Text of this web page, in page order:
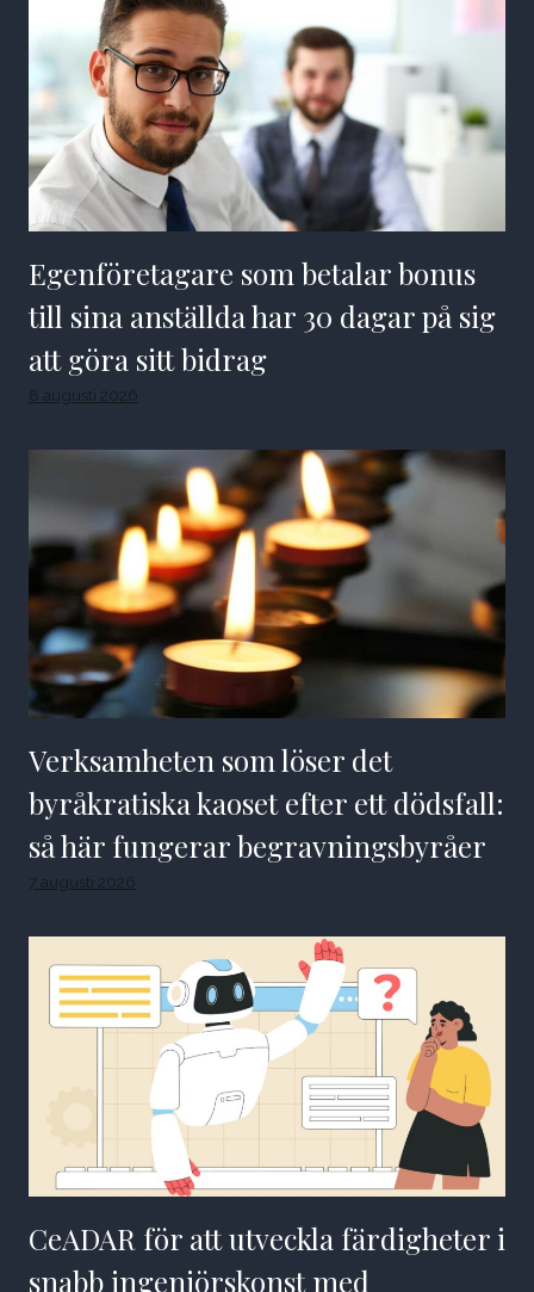
Egenföretagare som betalar bonus
till sina anställda har 30 dagar på sig
att göra sitt bidrag
8 augusti 2026
Verksamheten som löser det
byråkratiska kaoset efter ett dödsfall:
så här fungerar begravningsbyråer
7 augusti 2026
CeADAR för att utveckla färdigheter i
snabb ingenjörskonst med